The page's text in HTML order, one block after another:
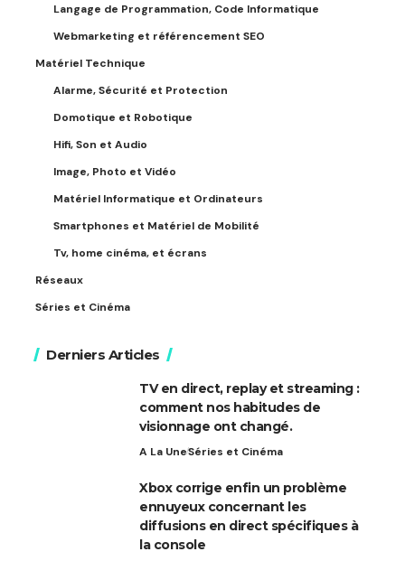
Langage de Programmation, Code Informatique
Webmarketing et référencement SEO
Matériel Technique
Alarme, Sécurité et Protection
Domotique et Robotique
Hifi, Son et Audio
Image, Photo et Vidéo
Matériel Informatique et Ordinateurs
Smartphones et Matériel de Mobilité
Tv, home cinéma, et écrans
Réseaux
Séries et Cinéma
Derniers Articles
TV en direct, replay et streaming :
comment nos habitudes de
visionnage ont changé.
A La UneSéries et Cinéma
Xbox corrige enfin un problème
ennuyeux concernant les
diffusions en direct spécifiques à
la console